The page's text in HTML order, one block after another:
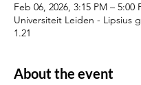
Feb 06, 2026, 3:15 PM – 5:00
Universiteit Leiden - Lipsius
1.21
About the event